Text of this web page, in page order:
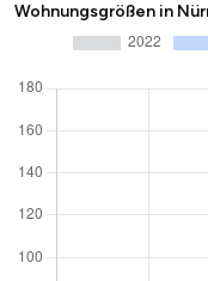
Wohnungsgrößen in